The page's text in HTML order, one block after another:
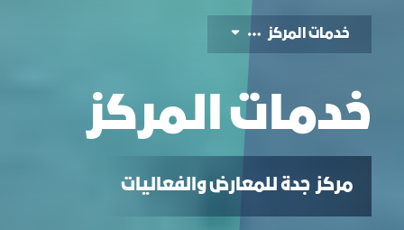
خدمات المركز
خدمات المركز
مركز جدة للمعارض والفعاليات